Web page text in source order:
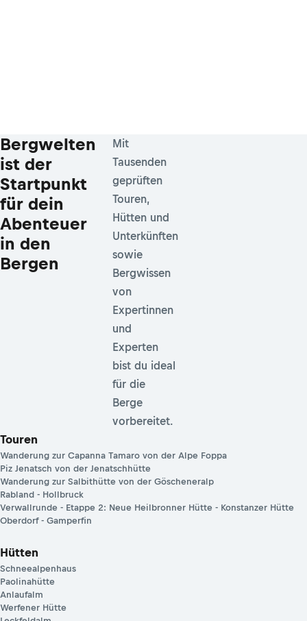
Bergwelten
ist der
Startpunkt
für dein
Abenteuer
in den
Bergen
Mit
Tausenden
geprüften
Touren,
Hütten und
Unterkünften
sowie
Bergwissen
von
Expertinnen
und
Experten
bist du ideal
für die
Berge
vorbereitet.
Touren
Wanderung zur Capanna Tamaro von der Alpe Foppa
Piz Jenatsch von der Jenatschhütte
Wanderung zur Salbithütte von der Göscheneralp
Rabland - Hollbruck
Verwallrunde - Etappe 2: Neue Heilbronner Hütte - Konstanzer Hütte
Oberdorf - Gamperfin
Hütten
Schneealpenhaus
Paolinahütte
Anlaufalm
Werfener Hütte